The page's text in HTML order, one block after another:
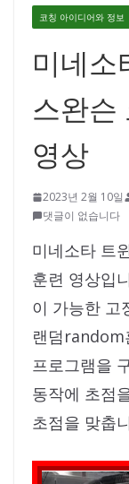
코칭 아이디어와 정보
미네소
스완슨
영상
2023년 2월 10일
댓글이 없습니다
미네소타 트
훈련 영상입
이 가능한 고
랜덤random
프로그램을
동작에 초점
초점을 맞춥